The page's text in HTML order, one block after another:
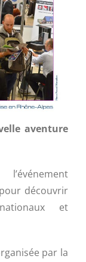
aventure
découvrir
et
par la